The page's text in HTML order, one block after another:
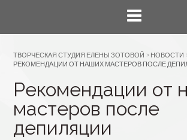
ТВОРЧЕСКАЯ СТУДИЯ ЕЛЕНЫ ЗОТОВОЙ > НОВОСТИ
РЕКОМЕНДАЦИИ ОТ НАШИХ МАСТЕРОВ ПОСЛЕ
Рекомендации от
мастеров после
депиляции